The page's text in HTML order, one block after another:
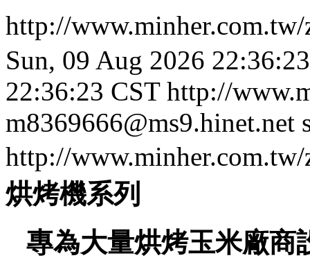
http://
Sun, 09 Aug 2026
22:36:23 CST http://
m8369666@ms9.hinet.net
http://
烘烤機系列
專為大量烘烤玉米廠商